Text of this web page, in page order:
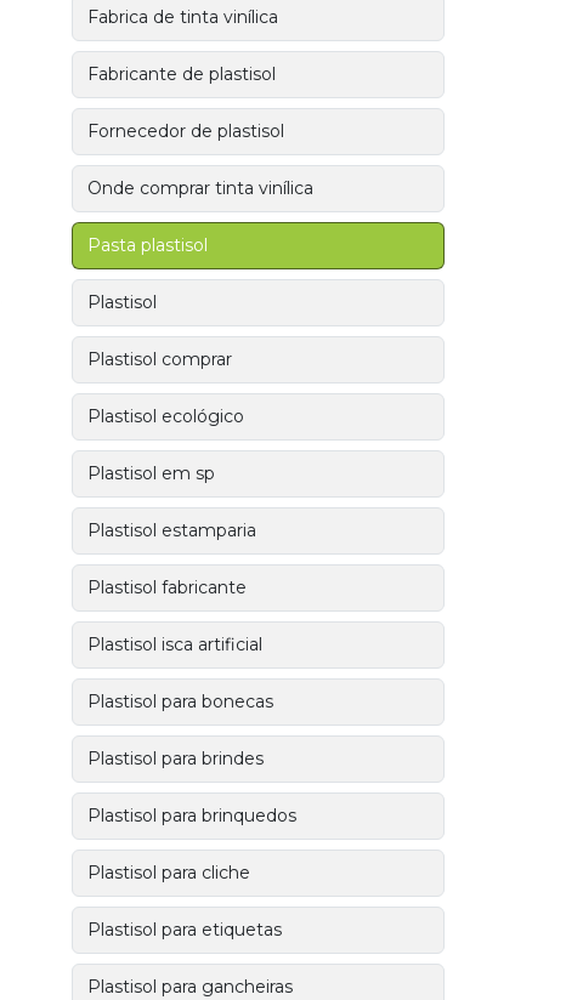
Fabrica de tinta vinílica
Fabricante de plastisol
Fornecedor de plastisol
Onde comprar tinta vinílica
Pasta plastisol
Plastisol
Plastisol comprar
Plastisol ecológico
Plastisol em sp
Plastisol estamparia
Plastisol fabricante
Plastisol isca artificial
Plastisol para bonecas
Plastisol para brindes
Plastisol para brinquedos
Plastisol para cliche
Plastisol para etiquetas
Plastisol para gancheiras